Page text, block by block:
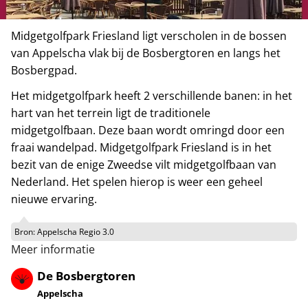
Midgetgolfpark Friesland ligt verscholen in de bossen
van Appelscha vlak bij de Bosbergtoren en langs het
Bosbergpad.
Het midgetgolfpark heeft 2 verschillende banen: in het
hart van het terrein ligt de traditionele
midgetgolfbaan. Deze baan wordt omringd door een
fraai wandelpad. Midgetgolfpark Friesland is in het
bezit van de enige Zweedse vilt midgetgolfbaan van
Nederland. Het spelen hierop is weer een geheel
nieuwe ervaring.
Bron:Appelscha Regio 3.0
Meer informatie
De Bosbergtoren
Appelscha